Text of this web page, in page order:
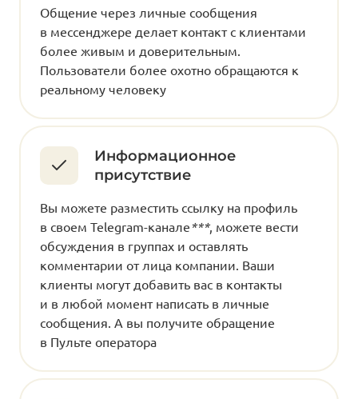
Общение через личные сообщения
в мессенджере делает контакт с клиентами
более живым и доверительным.
Пользователи более охотно обращаются к
реальному человеку
Информационное
присутствие
Вы можете разместить ссылку на профиль
в своем Telegram-канале***, можете вести
обсуждения в группах и оставлять
комментарии от лица компании. Ваши
клиенты могут добавить вас в контакты
и в любой момент написать в личные
сообщения. А вы получите обращение
в Пульте оператора